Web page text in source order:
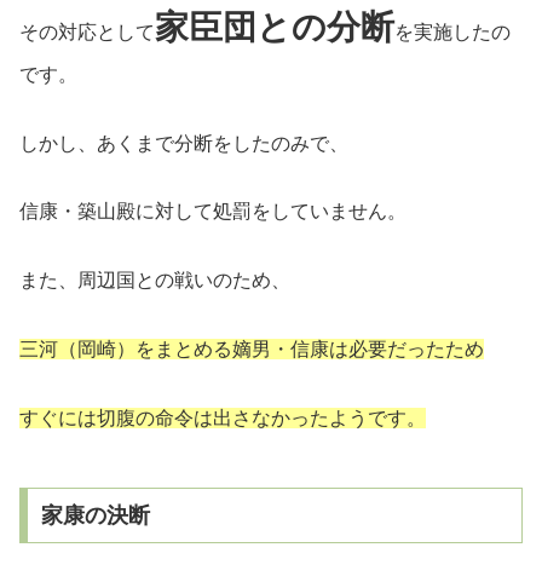
その対応として家臣団との分断を実施したの
です。
しかし、あくまで分断をしたのみで、
信康・築山殿に対して処罰をしていません。
また、周辺国との戦いのため、
三河（岡崎）をまとめる嫡男・信康は必要だったため
すぐには切腹の命令は出さなかったようです。
家康の決断